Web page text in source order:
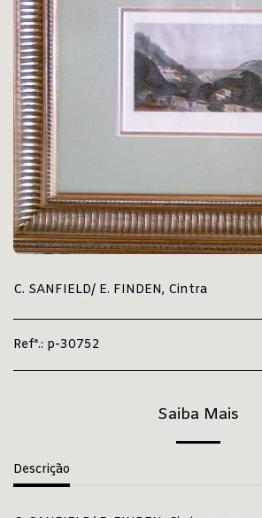
C. SANFIELD/ E. FINDEN, Cintra
Refª.: p-30752
Saiba Mais
Descrição